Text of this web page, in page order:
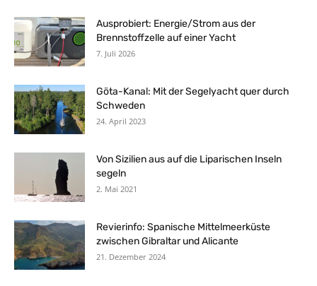
Ausprobiert: Energie/Strom aus der
Brennstoffzelle auf einer Yacht
7. Juli 2026
Göta-Kanal: Mit der Segelyacht quer durch
Schweden
24. April 2023
Von Sizilien aus auf die Liparischen Inseln
segeln
2. Mai 2021
Revierinfo: Spanische Mittelmeerküste
zwischen Gibraltar und Alicante
21. Dezember 2024